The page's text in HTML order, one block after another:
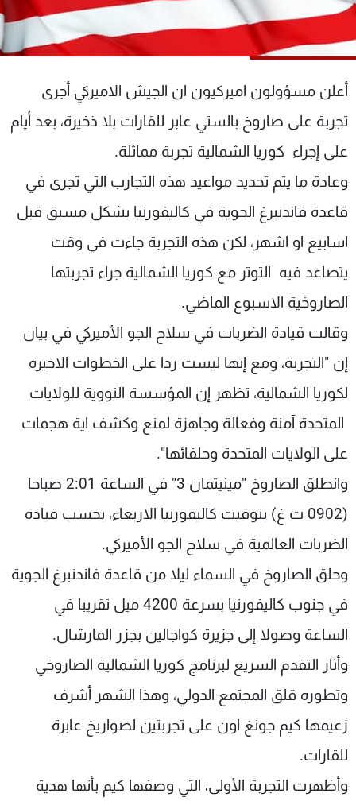
أعلن مسؤولون اميركيون ان الجيش الاميركي أجرى
تجربة على صاروخ بالستي عابر للقارات بلا ذخيرة، بعد أيام
على إجراء كوريا الشمالية تجربة مماثلة.
وعادة ما يتم تحديد مواعيد هذه التجارب التي تجرى في
قاعدة فاندنبرغ الجوية في كاليفورنيا بشكل مسبق قبل
اسابيع او اشهر، لكن هذه التجربة جاءت في وقت
يتصاعد فيه التوتر مع كوريا الشمالية جراء تجربتها
الصاروخية الاسبوع الماضي.
وقالت قيادة الضربات في سلاح الجو الأميركي في بيان
إن "التجربة، ومع إنها ليست ردا على الخطوات الاخيرة
لكوريا الشمالية، تظهر إن المؤسسة النووية للولايات
المتحدة آمنة وفعالة وجاهزة لمنع وكشف اية هجمات
على الولايات المتحدة وحلفائها".
وانطلق الصاروخ "مينيتمان 3" في الساعة 2:01 صباحا
(0902 ت غ) بتوقيت كاليفورنيا الاربعاء، بحسب قيادة
الضربات العالمية في سلاح الجو الأميركي.
وحلق الصاروخ في السماء ليلا من قاعدة فاندنبرغ الجوية
في جنوب كاليفورنيا بسرعة 4200 ميل تقريبا في
الساعة وصولا إلى جزيرة كواجالين بجزر المارشال.
وأثار التقدم السريع لبرنامج كوريا الشمالية الصاروخي
وتطوره قلق المجتمع الدولي، وهذا الشهر أشرف
زعيمها كيم جونغ اون على تجربتين لصواريخ عابرة
للقارات.
وأظهرت التجربة الأولى، التي وصفها كيم بأنها هدية
شاهد البرامج
الترددات
عن MTV
لاعلاناتكم
وظائف
شروط الإسـتخدام